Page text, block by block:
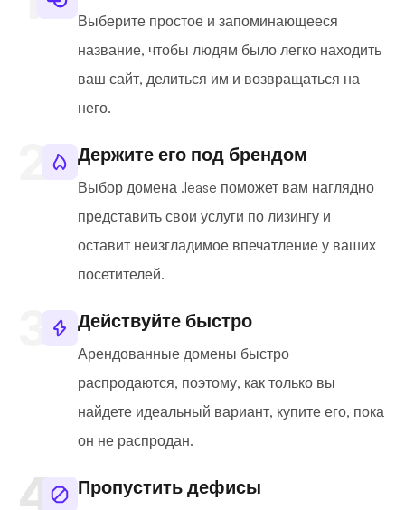
Выберите простое и запоминающееся
название, чтобы людям было легко находить
ваш сайт, делиться им и возвращаться на
него.
Держите его под брендом
Выбор домена .lease поможет вам наглядно
представить свои услуги по лизингу и
оставит неизгладимое впечатление у ваших
посетителей.
Действуйте быстро
Арендованные домены быстро
распродаются, поэтому, как только вы
найдете идеальный вариант, купите его, пока
он не распродан.
Пропустить дефисы